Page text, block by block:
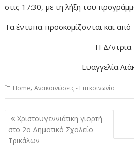
στις 17:30, με τη λήξη του
Τα έντυπα προσκομίζονται και από
Η Δ/ντρια
Ευαγγελία
Home,Ανακοινώσεις - Επικοινωνία
Πλοήγηση
άρθρων
Χριστουγεννιάτικη γιορτή
στο 2ο Δημοτικό Σχολείο
Τρικάλων